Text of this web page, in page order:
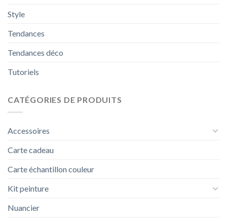
Style
Tendances
Tendances déco
Tutoriels
CATÉGORIES DE PRODUITS
Accessoires
Carte cadeau
Carte échantillon couleur
Kit peinture
Nuancier